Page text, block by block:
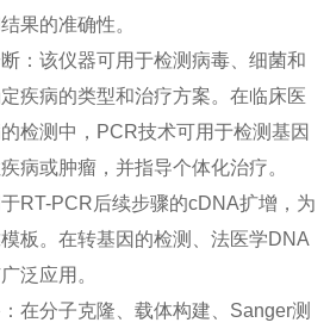
果的准确性。
：该仪器可用于检测病毒、细菌和
疾病的类型和治疗方案。在临床医
检测中，PCR技术可用于检测基因
病或肿瘤，并指导个体化治疗。
RT-PCR后续步骤的cDNA扩增，为
板。在转基因的检测、法医学DNA
泛应用。
在分子克隆、载体构建、Sanger测